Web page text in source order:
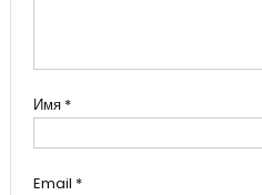
Имя *
Email *